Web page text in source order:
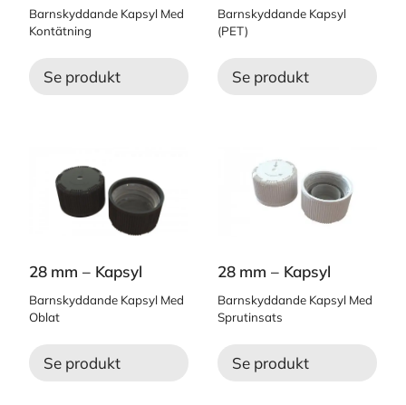
Barnskyddande Kapsyl Med
Kontätning
Se produkt
Barnskyddande Kapsyl
(PET)
Se produkt
28 mm – Kapsyl
Barnskyddande Kapsyl Med
Oblat
Se produkt
28 mm – Kapsyl
Barnskyddande Kapsyl Med
Sprutinsats
Se produkt